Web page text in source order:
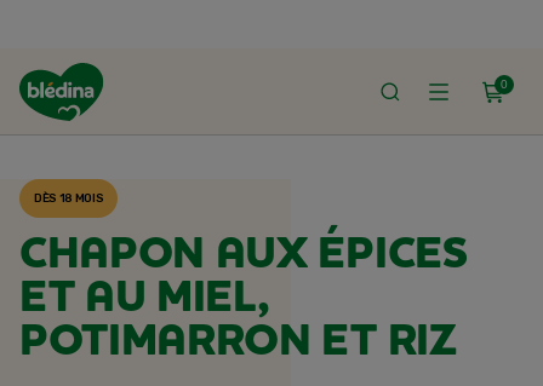
0
ACCUEIL
DÈS 18 MOIS
CHAPON AUX ÉPICES
ET AU MIEL,
POTIMARRON ET RIZ